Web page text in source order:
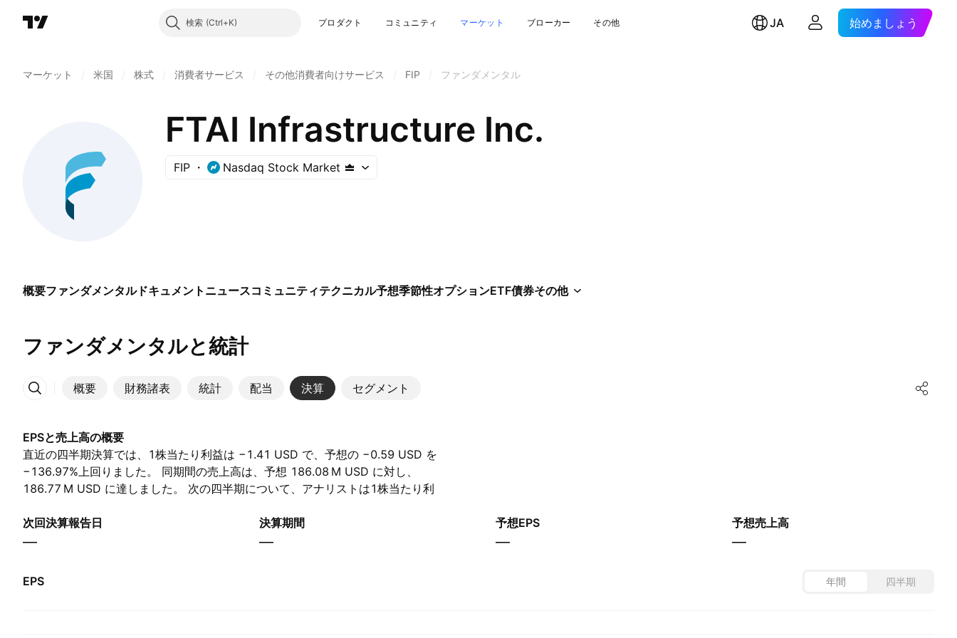
検索 プロダクト コミュニティ マーケット ブローカー その他 JA 始めましょう
マーケット 米国 株式 消費者サービス その他消費者向けサービス FIP ファンダメンタル
FTAI Infrastructure Inc.
FIP Nasdaq Stock Market
概要ファンダメンタルドキュメント ニュースコミュニティテクニカル予想季節性オプションETF債券その他
ファンダメンタルと統計
概要 財務諸表 統計 配当 決算 セグメント
その他
EPSと売上高の概要
直近の四半期決算では、1株当たり利益は −1.41 USD で、予想の −0.59 USD を
−136.97%上回りました。 同期間の売上高は、予想 ‪186.08 M‬ USD に対し、‪
186.77 M‬ USD に達しました。 次の四半期について、アナリストは1株当たり利
次回決算報告日
—
決算期間
—
予想EPS
—
予想売上高
—
EPS 年間 四半期